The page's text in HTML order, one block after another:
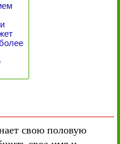
свою половую